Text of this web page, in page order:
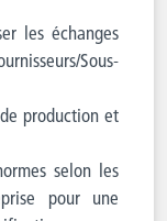
les échanges
Sous-
production et
selon les
pour une